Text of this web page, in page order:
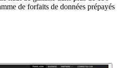
de forfaits de données prépayés